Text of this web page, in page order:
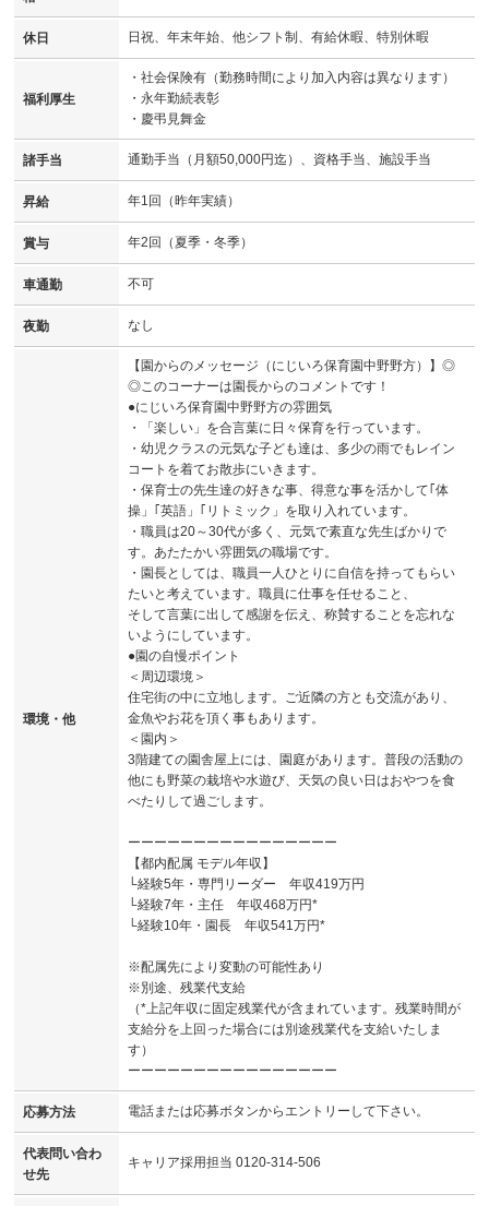
休日 日祝、年末年始、他シフト制、有給休暇、特別休暇
福利厚生
・社会保険有（勤務時間により加入内容は異なります）
・永年勤続表彰
・慶弔見舞金
諸手当 通勤手当（月額50,000円迄）、資格手当、施設手当
昇給 年1回（昨年実績）
賞与 年2回（夏季・冬季）
車通勤 不可
夜勤 なし
環境・他
【園からのメッセージ（にじいろ保育園中野野方）】◎
◎このコーナーは園長からのコメントです！
●にじいろ保育園中野野方の雰囲気
・「楽しい」を合言葉に日々保育を行っています。
・幼児クラスの元気な子ども達は、多少の雨でもレイン
コートを着てお散歩にいきます。
・保育士の先生達の好きな事、得意な事を活かして｢体
操」｢英語」｢リトミック」を取り入れています。
・職員は20～30代が多く、元気で素直な先生ばかりで
す。あたたかい雰囲気の職場です。
・園長としては、職員一人ひとりに自信を持ってもらい
たいと考えています。職員に仕事を任せること、
そして言葉に出して感謝を伝え、称賛することを忘れな
いようにしています。
●園の自慢ポイント
＜周辺環境＞
住宅街の中に立地します。ご近隣の方とも交流があり、
金魚やお花を頂く事もあります。
＜園内＞
3階建ての園舎屋上には、園庭があります。普段の活動の
他にも野菜の栽培や水遊び、天気の良い日はおやつを食
べたりして過ごします。
ーーーーーーーーーーーーーーーー
【都内配属 モデル年収】
└経験5年・専門リーダー 年収419万円
└経験7年・主任 年収468万円*
└経験10年・園長 年収541万円*
※配属先により変動の可能性あり
※別途、残業代支給
（*上記年収に固定残業代が含まれています。残業時間が
支給分を上回った場合には別途残業代を支給いたしま
す）
ーーーーーーーーーーーーーーーー
応募方法 電話または応募ボタンからエントリーして下さい。
代表問い合わ
せ先
キャリア採用担当 0120-314-506